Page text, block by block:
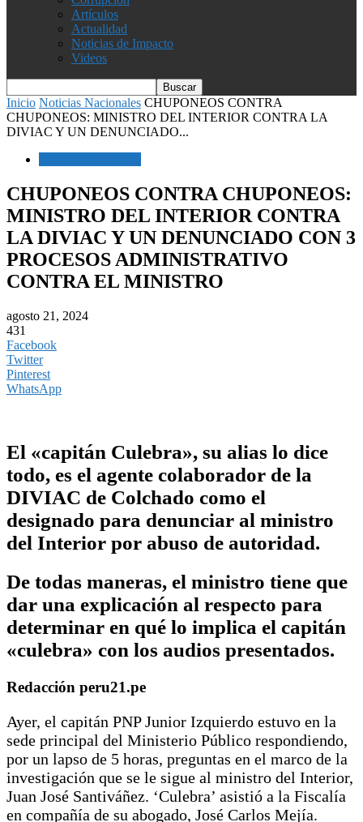
Artículos
Actualidad
Noticias de Impacto
Videos
Inicio Noticias Nacionales CHUPONEOS CONTRA
CHUPONEOS: MINISTRO DEL INTERIOR CONTRA LA
DIVIAC Y UN DENUNCIADO...
CHUPONEOS CONTRA CHUPONEOS:
MINISTRO DEL INTERIOR CONTRA
LA DIVIAC Y UN DENUNCIADO CON 3
PROCESOS ADMINISTRATIVO
CONTRA EL MINISTRO
agosto 21, 2024
431
Facebook
Twitter
Pinterest
WhatsApp
El «capitán Culebra», su alias lo dice
todo, es el agente colaborador de la
DIVIAC de Colchado como el
designado para denunciar al ministro
del Interior por abuso de autoridad.
De todas maneras, el ministro tiene que
dar una explicación al respecto para
determinar en qué lo implica el capitán
«culebra» con los audios presentados.
Redacción peru21.pe
Ayer, el capitán PNP Junior Izquierdo estuvo en la
sede principal del Ministerio Público respondiendo,
por un lapso de 5 horas, preguntas en el marco de la
investigación que se le sigue al ministro del Interior,
Juan José Santiváñez. ‘Culebra’ asistió a la Fiscalía
en compañía de su abogado, José Carlos Mejía.